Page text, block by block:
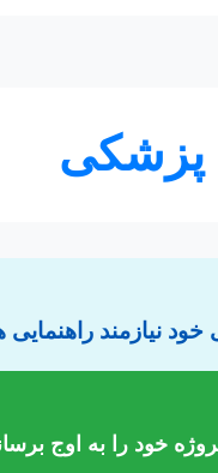
پزشکی
نیازمند راهنمایی
خود را به اوج